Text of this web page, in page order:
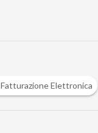
Fatturazione Elettronica